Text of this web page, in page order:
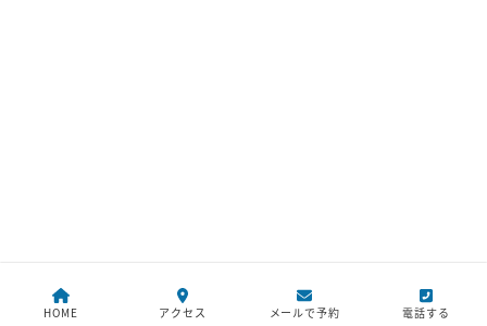
HOME アクセス メールで予約 電話する